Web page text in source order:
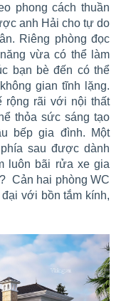
phong cách thuần
anh Hải cho tự do
Riêng phòng đọc
vừa có thể làm
bạn bè đến có thể
gian tĩnh lặng.
rộng rãi với nội thất
thỏa sức sáng tạo
bếp gia đình. Một
sau được dành
luôn bãi rửa xe gia
Cản hai phòng WC
với bồn tắm kính,